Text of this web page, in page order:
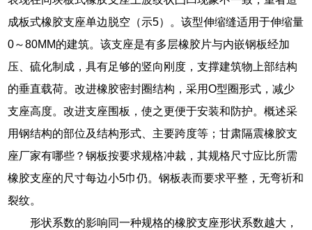
成板式橡胶支座单边脱空（示5）。该型伸缩缝适用于伸缩量
0～80MM的建筑。该支座是有多层橡胶片与内嵌钢板经加
压、硫化制成，具有足够的竖向刚度，支撑建筑物上部结构
的垂直载荷。改进橡胶密封圈结构，采用O型圈形式，减少
支座高度。改进支座围板，使之更便于安装和防护。概述采
用钢结构的部位及结构形式、主要跨度等；甘肃隔震橡胶支
座厂家有哪些？钢板按要求规格冲裁，其规格尺寸应比所需
橡胶支座的尺寸每边小5巾仍。钢板表而要求平整，无弯祈和
裂纹。
形状系数的影响同一种规格的橡胶支座形状系数越大，